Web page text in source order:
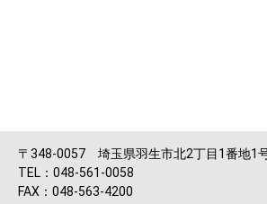
〒348-0057 埼玉県羽生市北2丁目1番地1
TEL：048-561-0058
FAX：048-563-4200